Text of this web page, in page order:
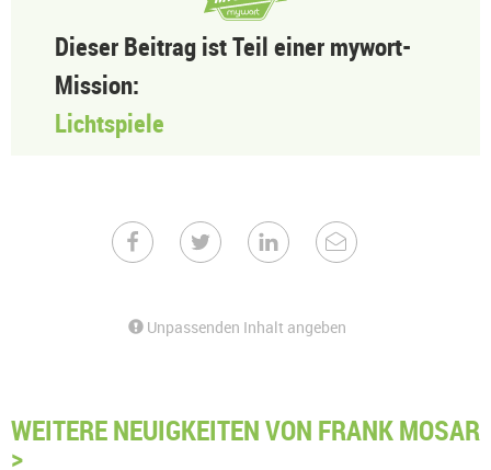
Dieser Beitrag ist Teil einer mywort-
Mission:
Lichtspiele
Unpassenden Inhalt angeben
WEITERE NEUIGKEITEN VON FRANK MOSAR
>